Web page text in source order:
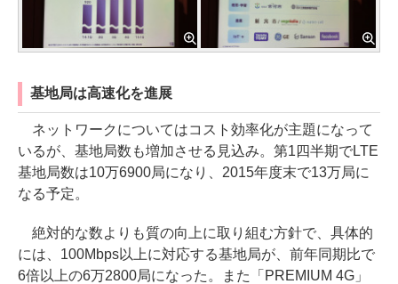
基地局は高速化を進展
ネットワークについてはコスト効率化が主題になって
いるが、基地局数も増加させる見込み。第1四半期でLTE
基地局数は10万6900局になり、2015年度末で13万局に
なる予定。
絶対的な数よりも質の向上に取り組む方針で、具体的
には、100Mbps以上に対応する基地局が、前年同期比で
6倍以上の6万2800局になった。また「PREMIUM 4G」